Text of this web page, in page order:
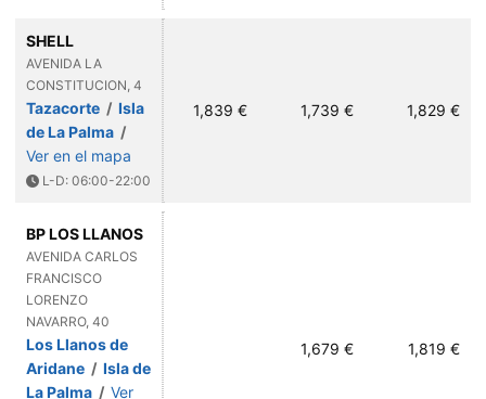
SHELL
AVENIDA LA
CONSTITUCION, 4
Tazacorte / Isla
de La Palma /
Ver en el mapa
L-D: 06:00-22:00
1,839 € 1,739 € 1,829 €
BP LOS LLANOS
AVENIDA CARLOS
FRANCISCO
LORENZO
NAVARRO, 40
Los Llanos de
Aridane / Isla de
La Palma / Ver
1,679 € 1,819 €